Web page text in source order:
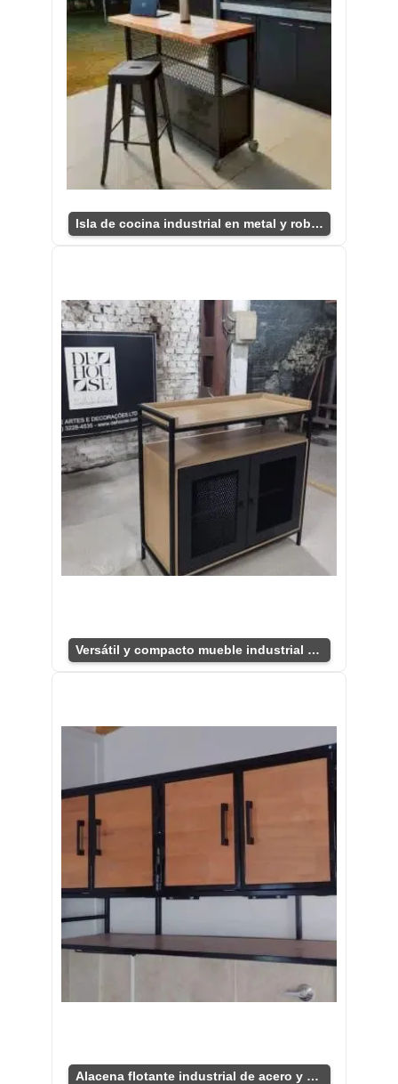
Isla de cocina industrial en metal y roble.
Versátil y compacto mueble industrial para TV
Alacena flotante industrial de acero y madera